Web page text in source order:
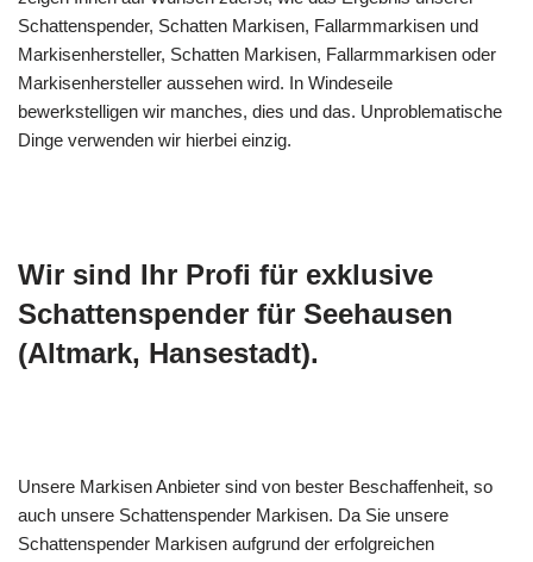
Schattenspender, Schatten Markisen, Fallarmmarkisen und
Markisenhersteller, Schatten Markisen, Fallarmmarkisen oder
Markisenhersteller aussehen wird. In Windeseile
bewerkstelligen wir manches, dies und das. Unproblematische
Dinge verwenden wir hierbei einzig.
Wir sind Ihr Profi für exklusive
Schattenspender für Seehausen
(Altmark, Hansestadt).
Unsere Markisen Anbieter sind von bester Beschaffenheit, so
auch unsere Schattenspender Markisen. Da Sie unsere
Schattenspender Markisen aufgrund der erfolgreichen